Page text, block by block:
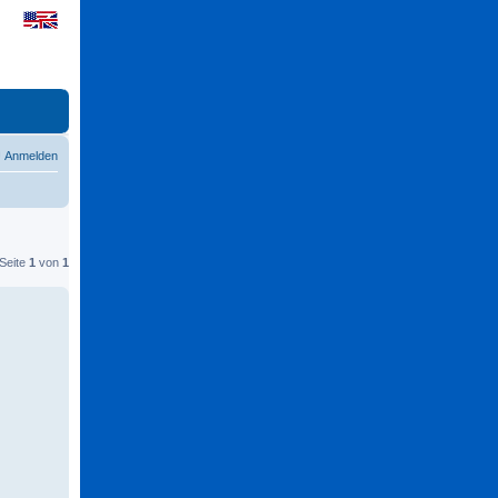
Anmelden
1 von 1